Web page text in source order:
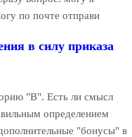
по почте отправи
в силу приказа
"В". Есть ли смысл
определением
"бонусы" в